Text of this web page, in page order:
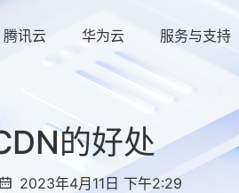
腾讯云 华为云 服务与支持
的好处
2023年4月11日 下午2:29